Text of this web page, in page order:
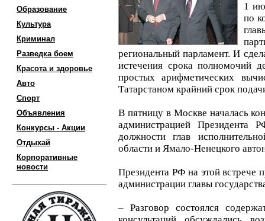
Образование
Культура
Криминал
Разведка боем
Красота и здоровье
Авто
Спорт
Объявления
Конкурсы - Акции
Отдыхай
Корпоративные
новости
1
по
региональный парламент. И
истечения срока полномочий
простых арифметических
Татарстаном крайний срок
В пятницу в Москве началась
администрацией
должности глав
области и Ямало-Ненецкого
Президента РФ на этой встрече
администрации главы
– Разговор состоялся